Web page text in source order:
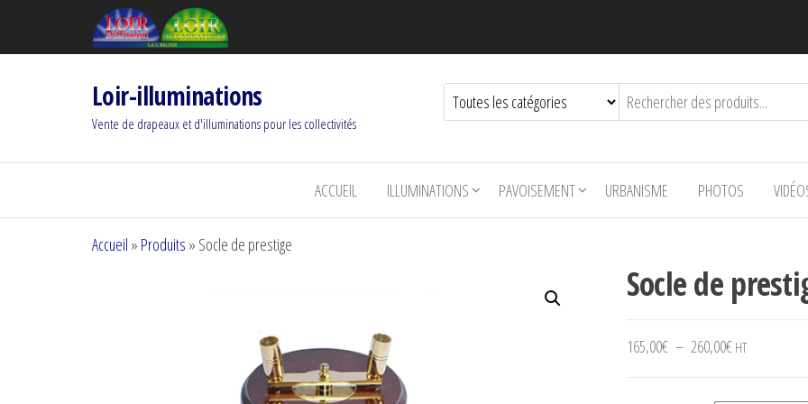
Loir-illuminations
Vente de drapeaux et d'illuminations pour les collectivités
ACCUEIL ILLUMINATIONS PAVOISEMENT URBANISME PHOTOS
Accueil » Produits » Socle de prestige
Socle de
165,00€ – 260,00€Plage de prix :
HT